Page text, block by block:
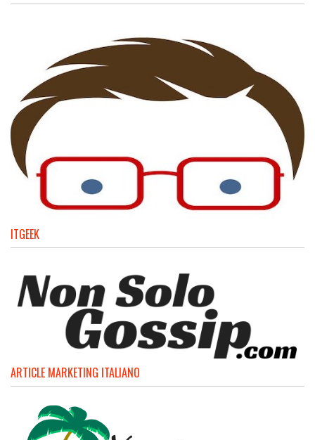
ITGEEK
ARTICLE MARKETING ITALIANO